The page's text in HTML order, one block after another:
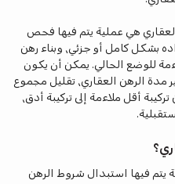
هي عملية يتم فيها فحص
بشكل كامل أو جزئي، وبناء رهن
للوضع الحالي. يمكن أن يكون
الرهن العقاري، تقليل مجموع
تركيبة أقل ملاءمة إلى تركيبة أدق،
يتم فيها استبدال شروط الرهن